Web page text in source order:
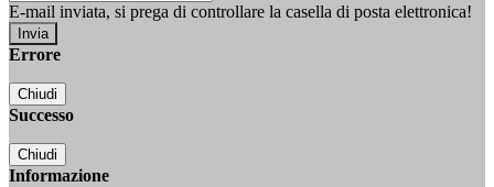
E-mail inviata, si prega di controllare la casella di posta elettronica!
Errore
Chiudi
Successo
Chiudi
Informazione